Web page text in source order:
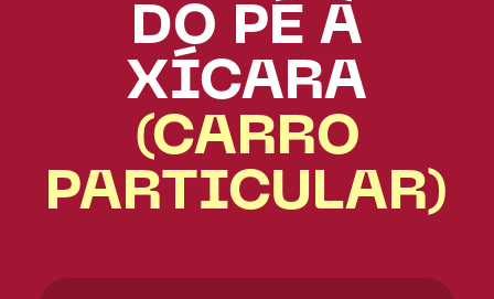
DO PÉ À
XÍCARA
(CARRO
PARTICULAR)